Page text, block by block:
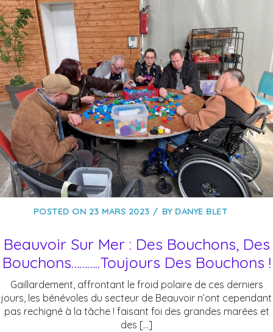
POSTED ON 23 MARS 2023 BY DANYE BLET
Beauvoir Sur Mer : Des Bouchons, Des
Bouchons………..toujours Des Bouchons !
Gaillardement, affrontant le froid polaire de ces derniers
jours, les bénévoles du secteur de Beauvoir n’ont cependant
pas rechigné à la tâche ! faisant foi des grandes marées et
des […]